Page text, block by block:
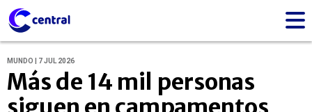
MUNDO | 7 JUL 2026
Más de 14 mil personas